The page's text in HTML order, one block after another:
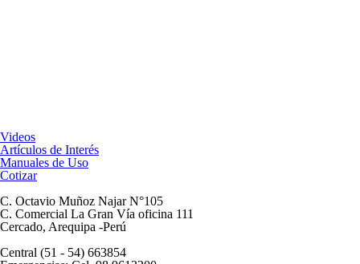
Videos
Artículos de Interés
Manuales de Uso
Cotizar
C. Octavio Muñoz Najar N°105
C. Comercial La Gran Vía oficina 111
Cercado, Arequipa -Perú
Central (51 - 54) 663854